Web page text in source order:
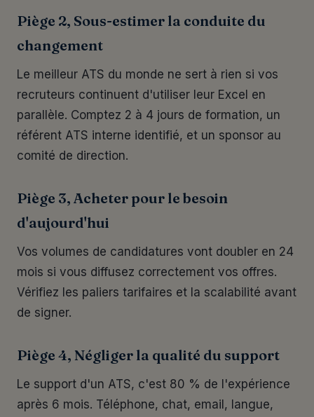
Piège 2, Sous-estimer la conduite du
changement
Le meilleur ATS du monde ne sert à rien si vos
recruteurs continuent d'utiliser leur Excel en
parallèle. Comptez 2 à 4 jours de formation, un
référent ATS interne identifié, et un sponsor au
comité de direction.
Piège 3, Acheter pour le besoin
d'aujourd'hui
Vos volumes de candidatures vont doubler en 24
mois si vous diffusez correctement vos offres.
Vérifiez les paliers tarifaires et la scalabilité avant
de signer.
Piège 4, Négliger la qualité du support
Le support d'un ATS, c'est 80 % de l'expérience
après 6 mois. Téléphone, chat, email, langue,